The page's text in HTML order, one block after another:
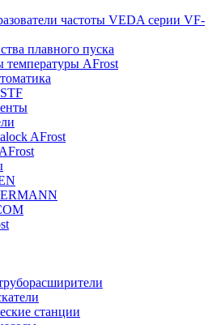
частоты VEDA серии VF-
плавного пуска
температуры AFrost
AFrost
станции